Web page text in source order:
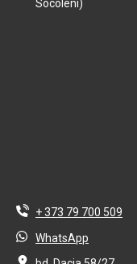
Socoleni)
+ 373 79 700 509
WhatsApp